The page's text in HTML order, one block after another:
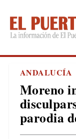
ANDALUCÍA
Moreno
parodia